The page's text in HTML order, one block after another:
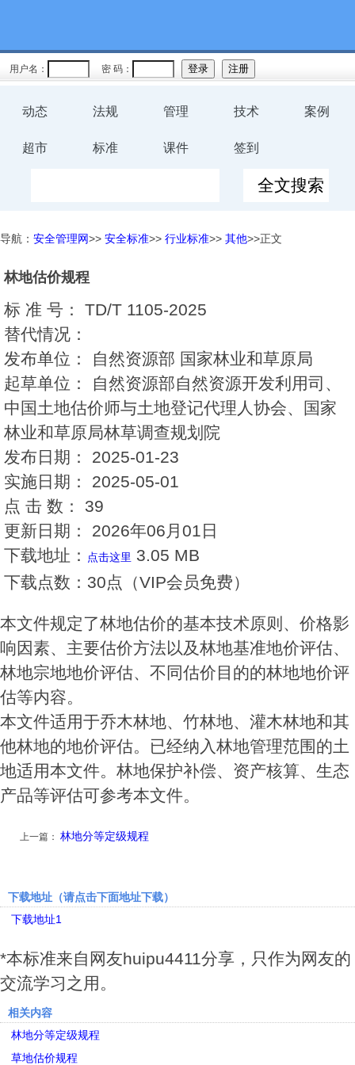
用户名： 密 码：
动态 法规 管理 技术 案例
超市 标准 课件 签到
导航： 安全管理网>> 安全标准>> 行业标准>> 其他>>正文
林地估价规程
标 准 号： TD/T 1105-2025
替代情况：
发布单位：
自然资源部 国家林业和草原局
起草单位：
自然资源部自然资源开发利用司、
中国土地估价师与土地登记代理人协会、国家
林业和草原局林草调查规划院
发布日期： 2025-01-23
实施日期： 2025-05-01
点 击 数： 39
更新日期： 2026年06月01日
下载地址：
点击这里 3.05 MB
下载点数： 30点（VIP会员免费）
本文件规定了林地估价的基本技术原则、价格影
响因素、主要估价方法以及林地基准地价评估、
林地宗地地价评估、不同估价目的的林地地价评
估等内容。
本文件适用于乔木林地、竹林地、灌木林地和其
他林地的地价评估。已经纳入林地管理范围的土
地适用本文件。林地保护补偿、资产核算、生态
产品等评估可参考本文件。
上一篇： 林地分等定级规程
下载地址（请点击下面地址下载）
下载地址1
*本标准来自网友huipu4411分享，只作为网友的
交流学习之用。
相关内容
林地分等定级规程
草地估价规程